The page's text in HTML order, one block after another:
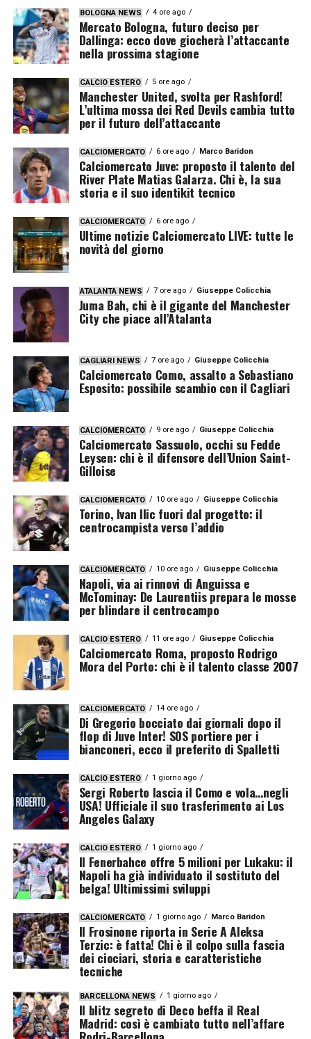
BOLOGNA NEWS 4 ore ago
Mercato Bologna, futuro deciso per
Dallinga: ecco dove giocherà l’attaccante
nella prossima stagione
CALCIO ESTERO 5 ore ago
Manchester United, svolta per Rashford!
L’ultima mossa dei Red Devils cambia tutto
per il futuro dell’attaccante
CALCIOMERCATO 6 ore ago Marco Baridon
Calciomercato Juve: proposto il talento del
River Plate Matias Galarza. Chi è, la sua
storia e il suo identikit tecnico
CALCIOMERCATO 6 ore ago
Ultime notizie Calciomercato LIVE: tutte le
novità del giorno
ATALANTA NEWS 7 ore ago Giuseppe Colicchia
Juma Bah, chi è il gigante del Manchester
City che piace all’Atalanta
CAGLIARI NEWS 7 ore ago Giuseppe Colicchia
Calciomercato Como, assalto a Sebastiano
Esposito: possibile scambio con il Cagliari
CALCIOMERCATO 9 ore ago Giuseppe Colicchia
Calciomercato Sassuolo, occhi su Fedde
Leysen: chi è il difensore dell’Union Saint-
Gilloise
CALCIOMERCATO 10 ore ago Giuseppe Colicchia
Torino, Ivan Ilic fuori dal progetto: il
centrocampista verso l’addio
CALCIOMERCATO 10 ore ago Giuseppe Colicchia
Napoli, via ai rinnovi di Anguissa e
McTominay: De Laurentiis prepara le mosse
per blindare il centrocampo
CALCIO ESTERO 11 ore ago Giuseppe Colicchia
Calciomercato Roma, proposto Rodrigo
Mora del Porto: chi è il talento classe 2007
CALCIOMERCATO 14 ore ago
Di Gregorio bocciato dai giornali dopo il
flop di Juve Inter! SOS portiere per i
bianconeri, ecco il preferito di Spalletti
CALCIO ESTERO 1 giorno ago
Sergi Roberto lascia il Como e vola…negli
USA! Ufficiale il suo trasferimento ai Los
Angeles Galaxy
CALCIO ESTERO 1 giorno ago
Il Fenerbahce offre 5 milioni per Lukaku: il
Napoli ha già individuato il sostituto del
belga! Ultimissimi sviluppi
CALCIOMERCATO 1 giorno ago Marco Baridon
Il Frosinone riporta in Serie A Aleksa
Terzic: è fatta! Chi è il colpo sulla fascia
dei ciociari, storia e caratteristiche
tecniche
BARCELLONA NEWS 1 giorno ago
Il blitz segreto di Deco beffa il Real
Madrid: così è cambiato tutto nell’affare